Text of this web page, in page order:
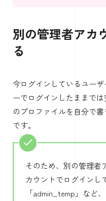
別の管理者アカ
る
今ログインしているユー
ーでログインしたままで
のプロファイルを自分で
です。
そのため、別の管理者
カウントでログインし
「admin_temp」など